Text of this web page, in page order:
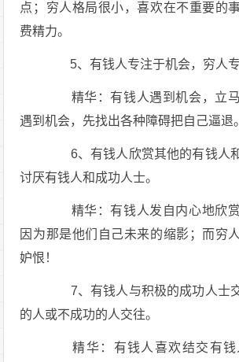
点；穷人格局很小，喜欢在不重要的
费精力。
5、有钱人专注于机会，穷人专
精华：有钱人遇到机会，立马
遇到机会，先找出各种障碍把自己逼退。
6、有钱人欣赏其他的有钱人
讨厌有钱人和成功人士。
精华：有钱人发自内心地欣赏
因为那是他们自己未来的缩影；而穷
妒恨！
7、有钱人与积极的成功人士
的人或不成功的人交往。
精华：有钱人喜欢结交有钱